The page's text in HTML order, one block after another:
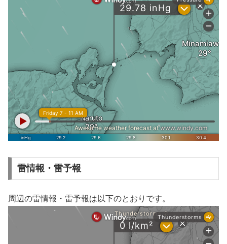
雷情報・雷予報
周辺の雷情報・雷予報は以下のとおりです。